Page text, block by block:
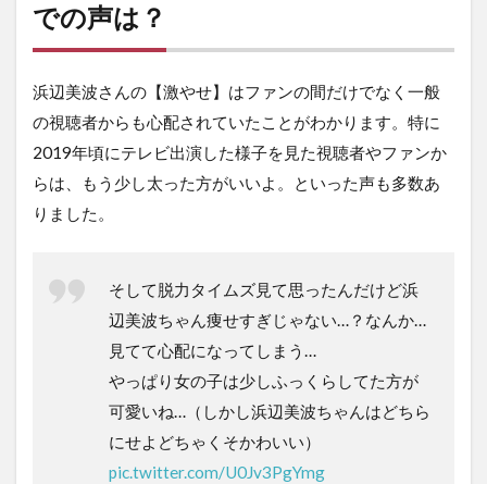
での声は？
浜辺美波さんの【激やせ】はファンの間だけでなく一般
の視聴者からも心配されていたことがわかります。特に
2019年頃にテレビ出演した様子を見た視聴者やファンか
らは、もう少し太った方がいいよ。といった声も多数あ
りました。
そして脱力タイムズ見て思ったんだけど浜
辺美波ちゃん痩せすぎじゃない…？なんか…
見てて心配になってしまう…
やっぱり女の子は少しふっくらしてた方が
可愛いね…（しかし浜辺美波ちゃんはどちら
にせよどちゃくそかわいい）
pic.twitter.com/U0Jv3PgYmg